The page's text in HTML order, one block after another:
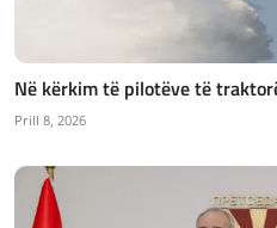
Në kërkim të pilotëve të
Prill 8, 2026